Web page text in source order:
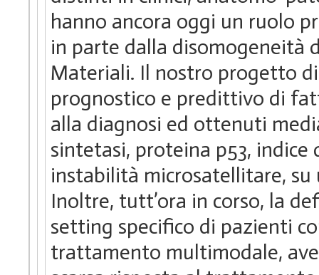
hanno ancora oggi un ruolo
in parte dalla disomogeneità
Materiali. Il nostro progetto
prognostico e predittivo di
alla diagnosi ed ottenuti
sintetasi, proteina p53,
instabilità microsatellitare,
Inoltre, tutt’ora in corso, la
setting specifico di pazienti
trattamento multimodale,